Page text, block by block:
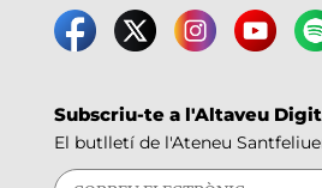
Subscriu-te a l'Altaveu
El butlletí de l'Ateneu